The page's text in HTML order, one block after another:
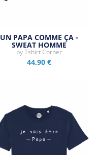
UN PAPA COMME ÇA -
SWEAT HOMME
byTshirt Corner
44,90 €